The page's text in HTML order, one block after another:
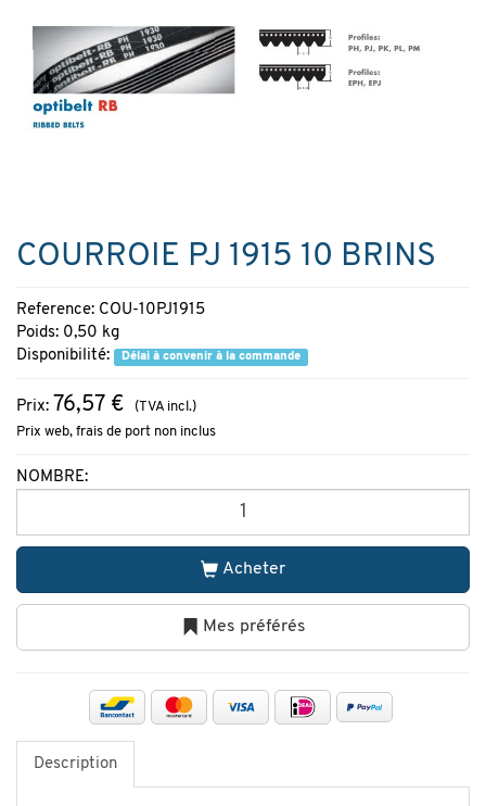
COURROIE PJ 1915 10 BRINS
Reference: COU-10PJ1915
Poids: 0,50 kg
Disponibilité:
Délai à convenir à la commande
Prix: 76,57 €
(TVA incl.)
Prix web, frais de port non inclus
NOMBRE:
Acheter
Mes préférés
Description